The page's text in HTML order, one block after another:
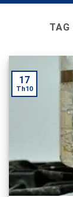
TAG
17
Th10